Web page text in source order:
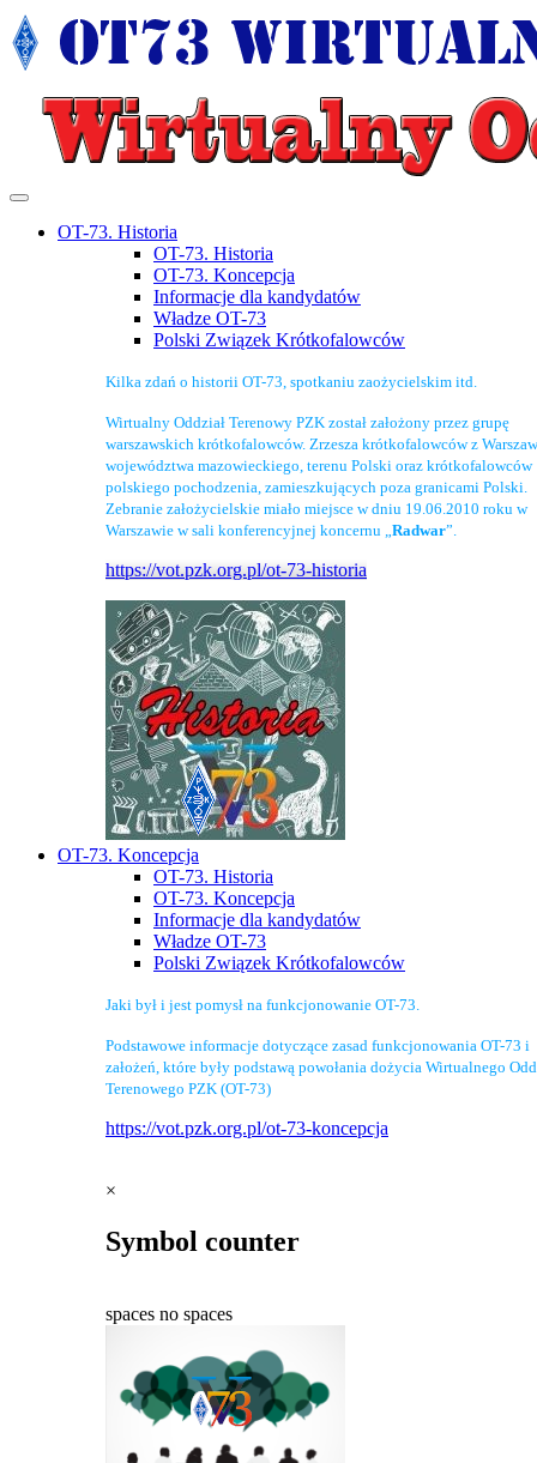
OT-73. Historia
OT-73. Historia
OT-73. Koncepcja
Informacje dla kandydatów
Władze OT-73
Polski Związek Krótkofalowców
Kilka zdań o historii OT-73, spotkaniu zaożycielskim itd.
Wirtualny Oddział Terenowy PZK został założony przez grupę
warszawskich krótkofalowców. Zrzesza krótkofalowców z
województwa mazowieckiego, terenu Polski oraz krótkofalowców
polskiego pochodzenia, zamieszkujących poza granicami Polski.
Zebranie założycielskie miało miejsce w dniu 19.06.2010 roku w
Warszawie w sali konferencyjnej koncernu „Radwar”.
https://vot.pzk.org.pl/ot-73-historia
OT-73. Koncepcja
OT-73. Historia
OT-73. Koncepcja
Informacje dla kandydatów
Władze OT-73
Polski Związek Krótkofalowców
Jaki był i jest pomysł na funkcjonowanie OT-73.
Podstawowe informacje dotyczące zasad funkcjonowania OT-73 i
założeń, które były podstawą powołania dożycia Wirtualnego
Terenowego PZK (OT-73)
https://vot.pzk.org.pl/ot-73-koncepcja
×
Symbol counter
spaces no spaces